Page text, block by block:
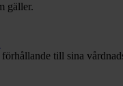
gäller.
till sina